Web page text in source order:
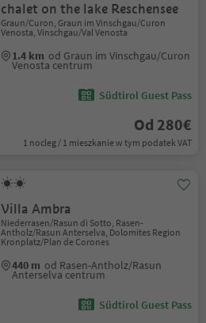
chalet on the lake Reschensee
Graun/Curon, Graun im Vinschgau/Curon
Venosta, Vinschgau/Val Venosta
1.4 km od Graun im Vinschgau/Curon
Venosta centrum
Südtirol Guest Pass
Od 280€
1 nocleg / 1 mieszkanie w tym podatek VAT
Villa Ambra
Niederrasen/Rasun di Sotto, Rasen-
Antholz/Rasun Anterselva, Dolomites Region
Kronplatz/Plan de Corones
440 m od Rasen-Antholz/Rasun
Anterselva centrum
Südtirol Guest Pass